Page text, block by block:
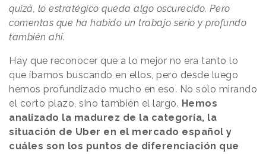
quizá, lo estratégico queda algo oscurecido. Pero
comentas que ha habido un trabajo serio y profundo
también ahí.
Hay que reconocer que a lo mejor no era tanto lo
que íbamos buscando en ellos, pero desde luego
hemos profundizado mucho en eso. No solo mirando
el corto plazo, sino también el largo. Hemos
analizado la madurez de la categoría, la
situación de Uber en el mercado español y
cuáles son los puntos de diferenciación que